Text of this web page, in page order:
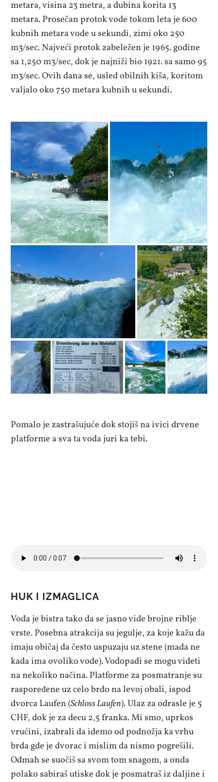
metara, visina 23 metra, a dubina korita 13
metara. Prosečan protok vode tokom leta je 600
kubnih metara vode u sekundi, zimi oko 250
m3/sec. Najveći protok zabeležen je 1965. godine
sa 1,250 m3/sec, dok je najniži bio 1921. sa samo 95
m3/sec. Ovih dana se, usled obilnih kiša, koritom
valjalo oko 750 metara kubnih u sekundi.
Pomalo je zastrašujuće dok stojiš na ivici drvene
platforme a sva ta voda juri ka tebi.
HUK I IZMAGLICA
Voda je bistra tako da se jasno vide brojne riblje
vrste. Posebna atrakcija su jegulje, za koje kažu da
imaju običaj da često uspuzaju uz stene (mada ne
kada ima ovoliko vode). Vodopadi se mogu videti
na nekoliko načina. Platforme za posmatranje su
raspoređene uz celo brdo na levoj obali, ispod
dvorca Laufen (Schloss Laufen). Ulaz za odrasle je 5
CHF, dok je za decu 2,5 franka. Mi smo, uprkos
vrućini, izabrali da idemo od podnožja ka vrhu
brda gde je dvorac i mislim da nismo pogrešili.
Odmah se suočiš sa svom tom snagom, a onda
polako sabiraš utiske dok je posmatraš iz daljine i